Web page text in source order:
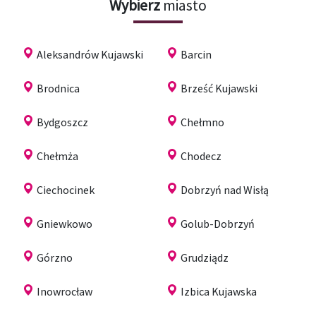
Wybierz miasto
Aleksandrów Kujawski Barcin
Brodnica Brześć Kujawski
Bydgoszcz Chełmno
Chełmża Chodecz
Ciechocinek Dobrzyń nad Wisłą
Gniewkowo Golub-Dobrzyń
Górzno Grudziądz
Inowrocław Izbica Kujawska